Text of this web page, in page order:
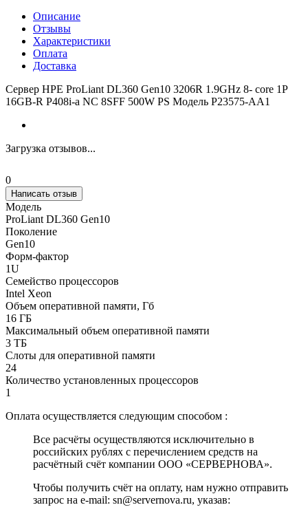
Описание
Отзывы
Характеристики
Оплата
Доставка
Сервер HPE ProLiant DL360 Gen10 3206R 1.9GHz 8- core 1P
16GB-R P408i-a NC 8SFF 500W PS Модель P23575-AA1
Загрузка отзывов...
0
Написать отзыв
Модель
ProLiant DL360 Gen10
Поколение
Gen10
Форм-фактор
1U
Семейство процессоров
Intel Xeon
Объем оперативной памяти, Гб
16 ГБ
Максимальный объем оперативной памяти
3 ТБ
Слоты для оперативной памяти
24
Количество установленных процессоров
1
Оплата осуществляется следующим способом :
Все расчёты осуществляются исключительно в
российских рублях с перечислением средств на
расчётный счёт компании ООО «СЕРВЕРНОВА».
Чтобы получить счёт на оплату, нам нужно отправить
запрос на e-mail: sn@servernova.ru, указав: